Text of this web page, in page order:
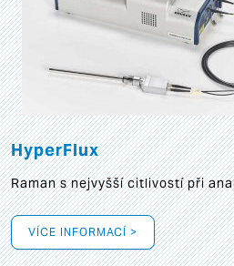
HyperFlux
Raman s nejvyšší citlivostí při
VÍCE INFORMACÍ >